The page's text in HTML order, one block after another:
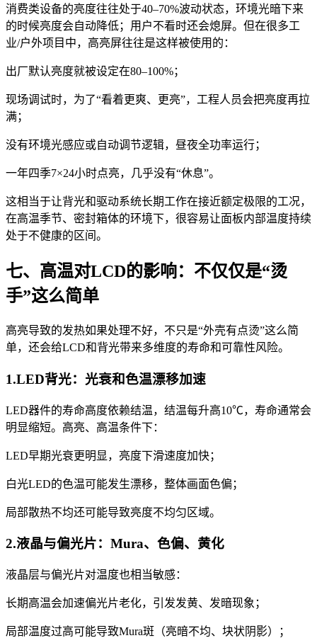
消费类设备的亮度往往处于40–70%波动状态，环境光暗下来
的时候亮度会自动降低；用户不看时还会熄屏。但在很多工
业/户外项目中，高亮屏往往是这样被使用的：
出厂默认亮度就被设定在80–100%；
现场调试时，为了“看着更爽、更亮”，工程人员会把亮度再拉
满；
没有环境光感应或自动调节逻辑，昼夜全功率运行；
一年四季7×24小时点亮，几乎没有“休息”。
这相当于让背光和驱动系统长期工作在接近额定极限的工况，
在高温季节、密封箱体的环境下，很容易让面板内部温度持续
处于不健康的区间。
七、高温对LCD的影响：不仅仅是“烫
手”这么简单
高亮导致的发热如果处理不好，不只是“外壳有点烫”这么简
单，还会给LCD和背光带来多维度的寿命和可靠性风险。
1.LED背光：光衰和色温漂移加速
LED器件的寿命高度依赖结温，结温每升高10℃，寿命通常会
明显缩短。高亮、高温条件下：
LED早期光衰更明显，亮度下滑速度加快；
白光LED的色温可能发生漂移，整体画面色偏；
局部散热不均还可能导致亮度不均匀区域。
2.液晶与偏光片：Mura、色偏、黄化
液晶层与偏光片对温度也相当敏感：
长期高温会加速偏光片老化，引发发黄、发暗现象；
局部温度过高可能导致Mura斑（亮暗不均、块状阴影）；